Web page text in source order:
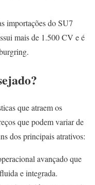
importações do SU7
mais de 1.500 CV e é
que atraem os
que podem variar de
dos principais atrativos:
avançado que
e integrada.